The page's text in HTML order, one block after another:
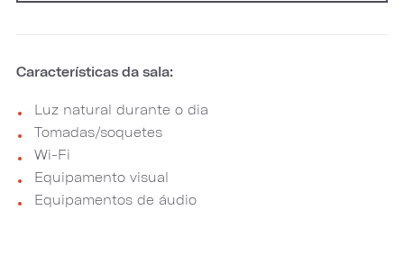
Características da sala:
Luz natural durante o dia
Tomadas/soquetes
Wi-Fi
Equipamento visual
Equipamentos de áudio